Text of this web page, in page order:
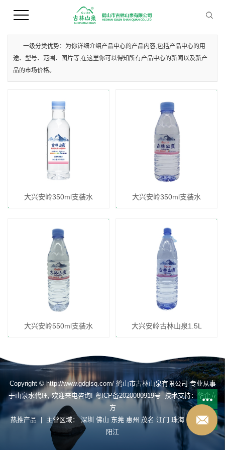
您当前的位置 ： 首 页>>产品中心>>大兴安岭支装水
一级分类优势：为你详细介绍产品中心的产品内容,包括产品中心的用
途、型号、范围、图片等,在这里你可以得知所有产品中心的新闻以及新产
品的市场价格。
大兴安岭350ml支装水 大兴安岭350ml支装水
大兴安岭550ml支装水 大兴安岭古林山泉1.5L
Copyright © http://www.gdglsq.com/ 鹤山市古林山泉有限公司 专业从事
于山泉水代理, 欢迎来电咨询!粤ICP备2020080919号技术支持：华企立
方
热推产品 | 主营区域：深圳 佛山 东莞 惠州 茂名 江门 珠海 揭阳 肇庆
阳江